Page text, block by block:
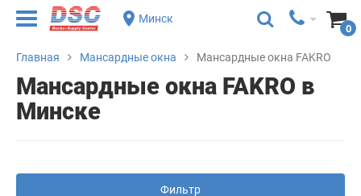
Минск
0
Главная Мансардные окна Мансардные окна FAKRO
Мансардные окна FAKRO в
Минске
Фильтр